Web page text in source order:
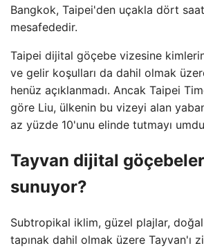
Bangkok, Taipei'den uçakla dört
mesafededir.
Taipei dijital göçebe vizesine
ve gelir koşulları da dahil olmak
henüz açıklanmadı. Ancak Taipei
göre Liu, ülkenin bu vizeyi alan
az yüzde 10'unu elinde tutmayı
Tayvan dijital
sunuyor?
Subtropikal iklim, güzel plajlar,
tapınak dahil olmak üzere Tayvan'ı